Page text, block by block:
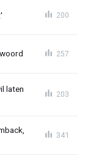
200
257
laten
203
341